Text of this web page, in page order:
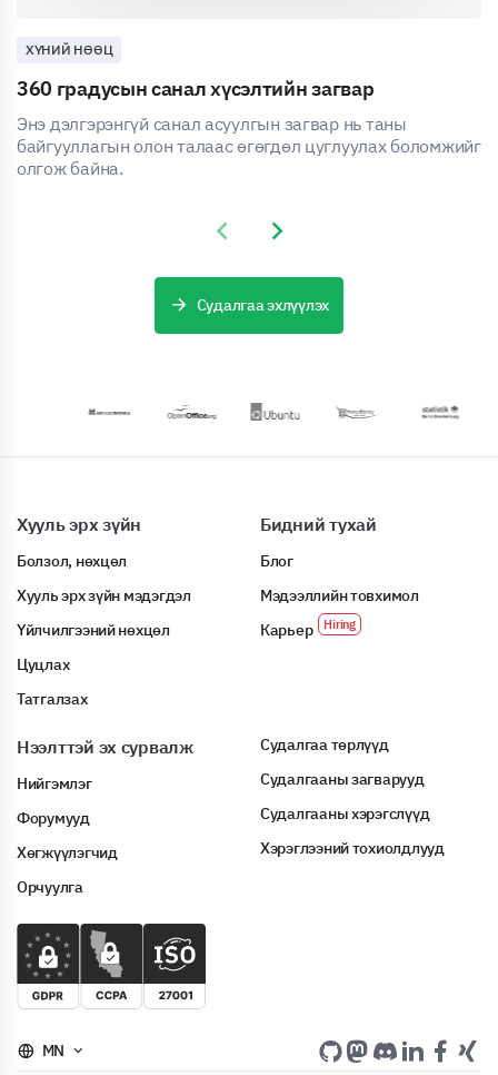
ХҮНИЙ НӨӨЦ
360 градусын санал хүсэлтийн загвар
Энэ дэлгэрэнгүй санал асуулгын загвар нь таны
байгууллагын олон талаас өгөгдөл цуглуулах боломжийг
олгож байна.
Previous slide
Next slide
Судалгаа эхлүүлэх
Хууль эрх зүйн
Болзол, нөхцөл
Хууль эрх зүйн мэдэгдэл
Үйлчилгээний нөхцөл
Цуцлах
Татгалзах
Бидний тухай
Блог
Мэдээллийн товхимол
Карьер
Нээлттэй эх сурвалж
Нийгэмлэг
Форумууд
Хөгжүүлэгчид
Орчуулга
Судалгаа төрлүүд
Судалгааны загварууд
Судалгааны хэрэгслүүд
Хэрэглээний тохиолдлууд
MN